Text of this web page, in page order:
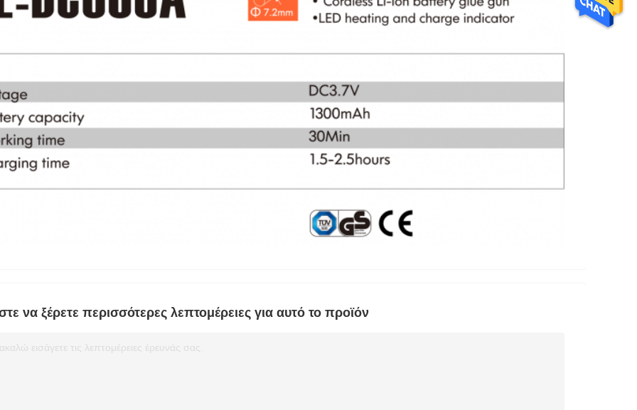
να ξέρετε περισσότερες λεπτομέρειες για αυτό το προϊόν
εισάγετε τις λεπτομέρειες έρευνάς σας.